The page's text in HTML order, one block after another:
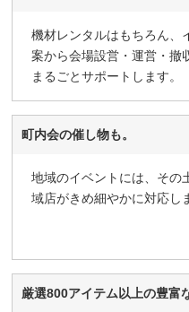
機材レンタルはもちろん、
案から会場設営・運営・撤
まるごとサポートします。
町内会の催し物も。
地域のイベントには、その
域店がきめ細やかに対応し
厳選800アイテム以上の豊富